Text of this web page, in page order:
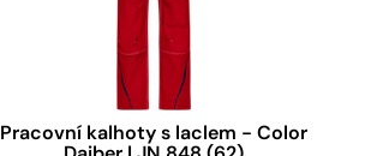
Pracovní kalhoty s laclem - Color